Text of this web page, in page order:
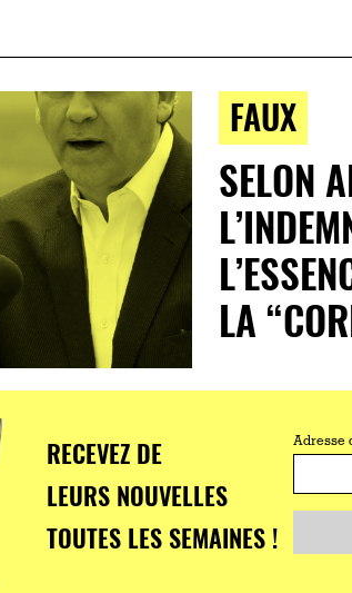
FAUX
SELON
LA
RECEVEZ DE
LEURS NOUVELLES
TOUTES LES SEMAINES !
Adresse